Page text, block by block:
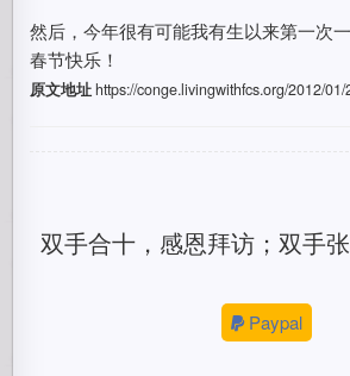
然后，今年很有可能我有生以来第一次一
春节快乐！
原文地址https://conge.livingwithfcs.org/2012/
双手合十，感恩拜访；双手
Paypal